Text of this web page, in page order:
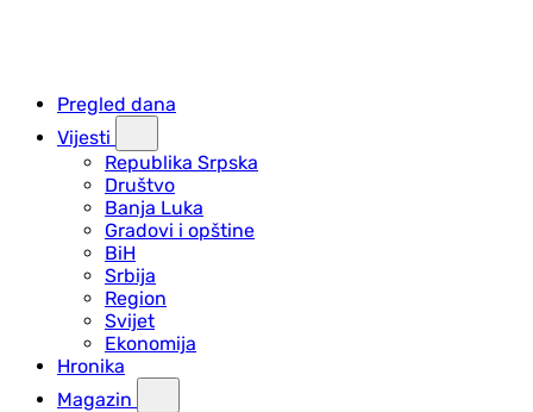
Pregled dana
Vijesti
Republika Srpska
Društvo
Banja Luka
Gradovi i opštine
BiH
Srbija
Region
Svijet
Ekonomija
Hronika
Magazin